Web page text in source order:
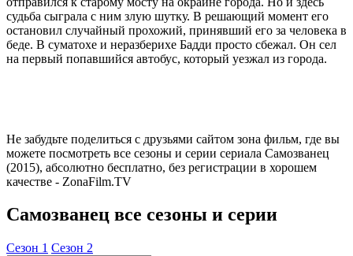
судьба сыграла с ним злую шутку. В решающий момент его
остановил случайный прохожий, принявший его за человека в
беде. В суматохе и неразберихе Бадди просто сбежал. Он сел
на первый попавшийся автобус, который уезжал из города.
Не забудьте поделиться с друзьями сайтом зона фильм, где вы
можете посмотреть все сезоны и серии сериала Самозванец
(2015), абсолютно бесплатно, без регистрации в хорошем
качестве - ZonaFilm.TV
Самозванец все сезоны и серии
Cезон 1 Cезон 2